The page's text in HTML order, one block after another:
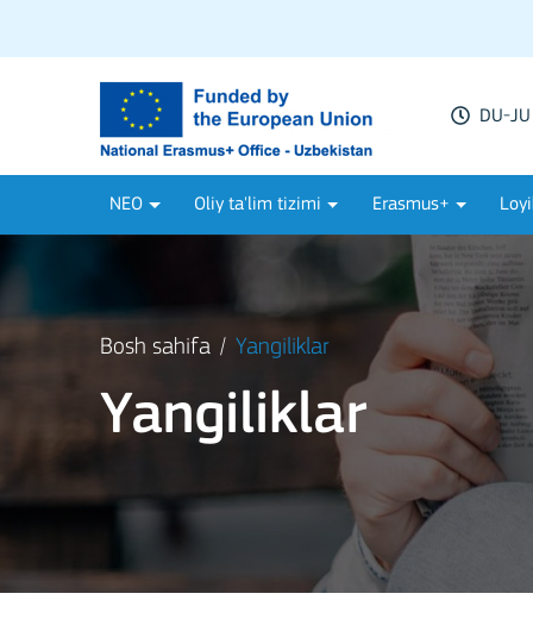
DU-
NEO Oliy ta'lim tizimi Erasmus+
Bosh sahifa Yangiliklar
Yangiliklar